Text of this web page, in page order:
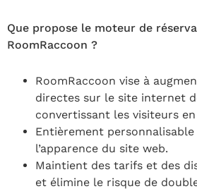
Que propose le moteur de
RoomRaccoon ?
RoomRaccoon vise à
directes sur le site internet
convertissant les visiteurs
Entièrement personnalisable
l’apparence du site web.
Maintient des tarifs et des
et élimine le risque de